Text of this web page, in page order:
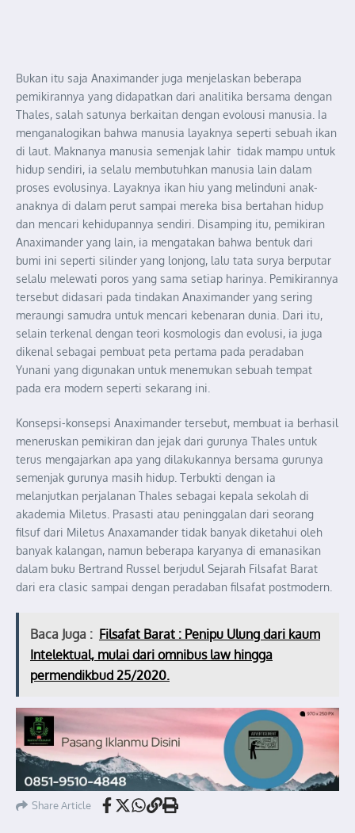
Bukan itu saja Anaximander juga menjelaskan beberapa
pemikirannya yang didapatkan dari analitika bersama dengan
Thales, salah satunya berkaitan dengan evolousi manusia. Ia
menganalogikan bahwa manusia layaknya seperti sebuah ikan
di laut. Maknanya manusia semenjak lahir tidak mampu untuk
hidup sendiri, ia selalu membutuhkan manusia lain dalam
proses evolusinya. Layaknya ikan hiu yang melinduni anak-
anaknya di dalam perut sampai mereka bisa bertahan hidup
dan mencari kehidupannya sendiri. Disamping itu, pemikiran
Anaximander yang lain, ia mengatakan bahwa bentuk dari
bumi ini seperti silinder yang lonjong, lalu tata surya berputar
selalu melewati poros yang sama setiap harinya. Pemikirannya
tersebut didasari pada tindakan Anaximander yang sering
meraungi samudra untuk mencari kebenaran dunia. Dari itu,
selain terkenal dengan teori kosmologis dan evolusi, ia juga
dikenal sebagai pembuat peta pertama pada peradaban
Yunani yang digunakan untuk menemukan sebuah tempat
pada era modern seperti sekarang ini.
Konsepsi-konsepsi Anaximander tersebut, membuat ia berhasil
meneruskan pemikiran dan jejak dari gurunya Thales untuk
terus mengajarkan apa yang dilakukannya bersama gurunya
semenjak gurunya masih hidup. Terbukti dengan ia
melanjutkan perjalanan Thales sebagai kepala sekolah di
akademia Miletus. Prasasti atau peninggalan dari seorang
filsuf dari Miletus Anaxamander tidak banyak diketahui oleh
banyak kalangan, namun beberapa karyanya di emanasikan
dalam buku Bertrand Russel berjudul Sejarah Filsafat Barat
dari era clasic sampai dengan peradaban filsafat postmodern.
Baca Juga : Filsafat Barat : Penipu Ulung dari kaum
Intelektual, mulai dari omnibus law hingga
permendikbud 25/2020.
Share Article